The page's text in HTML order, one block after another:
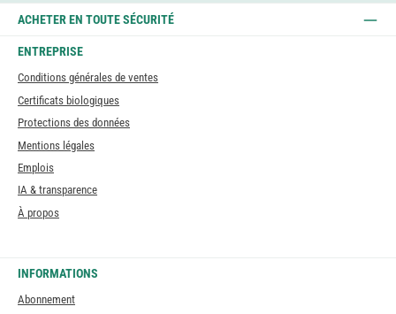
ACHETER EN TOUTE SÉCURITÉ
ENTREPRISE
Conditions générales de ventes
Certificats biologiques
Protections des données
Mentions légales
Emplois
IA & transparence
À propos
INFORMATIONS
Abonnement